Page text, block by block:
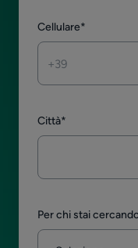
Cellulare*
Città*
Per chi stai